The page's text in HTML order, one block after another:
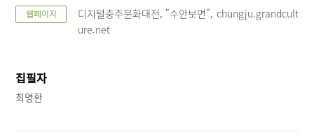
웹페이지
디지털충주문화대전, "수안보면", chungju.grandcult
ure.net
집필자
최명환